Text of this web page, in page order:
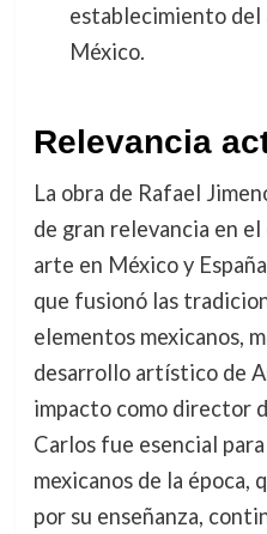
establecimiento del
México.
Relevancia
La obra de Rafael
de gran relevancia en
arte en México y
que fusionó las
elementos mexicanos,
desarrollo artístico de
impacto como director
Carlos fue esencial
mexicanos de la época,
por su enseñanza,